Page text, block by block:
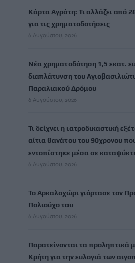
Κάρτα Αγρότη: Τι αλλάζει από
για τις χρηματοδοτήσεις
6 Αυγούστου, 2026
Νέα χρηματοδότηση 1,5 εκατ.
διαπλάτυνση του
Παραλιακού Δρόμου
6 Αυγούστου, 2026
Τι δείχνει η ιατροδικαστική
αίτια θανάτου του 90χρονου
εντοπίστηκε μέσα σε
6 Αυγούστου, 2026
Το Αρκαλοχώρι γιόρτασε τον
Πολιούχο του
6 Αυγούστου, 2026
Παρατείνονται τα προληπτικά
Κρήτη για την ευλογιά των